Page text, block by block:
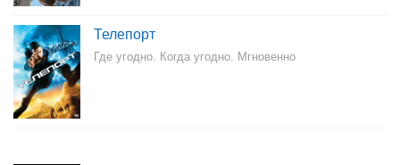
Телепорт
Где угодно. Когда угодно. Мгновенно